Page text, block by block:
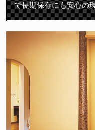
で長期保存にも安心の